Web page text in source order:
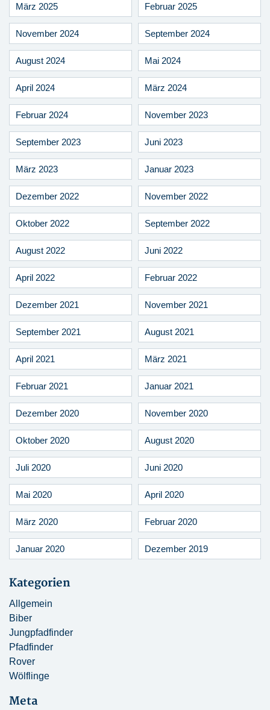
März 2025 Februar 2025
November 2024 September 2024
August 2024 Mai 2024
April 2024 März 2024
Februar 2024 November 2023
September 2023 Juni 2023
März 2023 Januar 2023
Dezember 2022 November 2022
Oktober 2022 September 2022
August 2022 Juni 2022
April 2022 Februar 2022
Dezember 2021 November 2021
September 2021 August 2021
April 2021 März 2021
Februar 2021 Januar 2021
Dezember 2020 November 2020
Oktober 2020 August 2020
Juli 2020 Juni 2020
Mai 2020 April 2020
März 2020 Februar 2020
Januar 2020 Dezember 2019
Kategorien
Allgemein
Biber
Jungpfadfinder
Pfadfinder
Rover
Wölflinge
Meta